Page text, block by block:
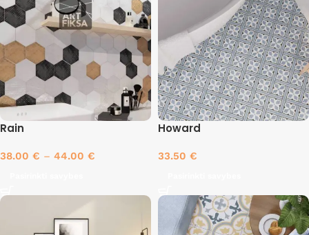
Rain
38.00 € – 44.00 €
Howard
33.50 €